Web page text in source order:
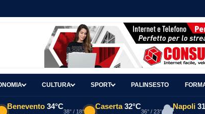
CULTURA SPORT PALINSESTO
Benevento 34°C
38° / 18°
Caserta 32°C
36° / 23°
Napoli